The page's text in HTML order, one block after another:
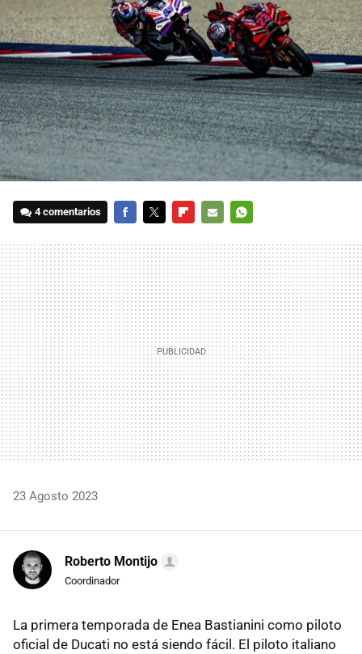
4 comentarios
MAIL
23 Agosto 2023
Roberto Montijo
Coordinador
La primera temporada de Enea Bastianini como piloto
oficial de Ducati no está siendo fácil. El piloto italiano